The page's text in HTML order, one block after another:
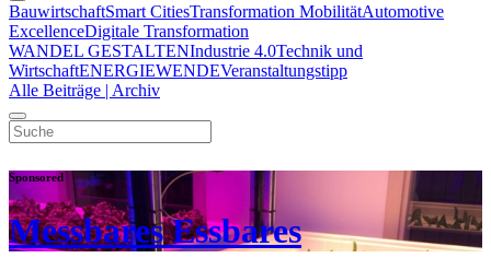
BauwirtschaftSmart CitiesTransformation MobilitätAutomotive
ExcellenceDigitale Transformation
WANDEL GESTALTENIndustrie 4.0Technik und
WirtschaftENERGIEWENDEVeranstaltungstipp
Alle Beiträge | Archiv
Sponsored
Messbares Essbares